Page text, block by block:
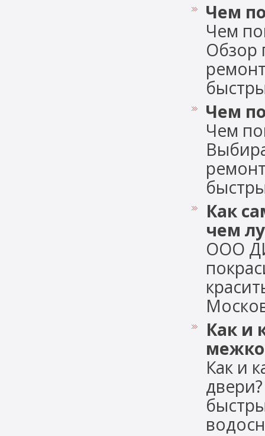
Чем
Чем
Обзор
Чем
Чем
Как
чем
ООО
Как и
Как и